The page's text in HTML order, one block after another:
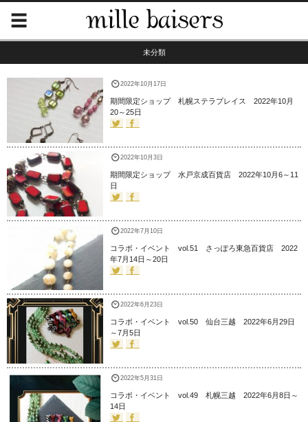
未分類
2022年10月17日
期間限定ショップ 札幌ステラプレイス 2022年10月
20～25日
2022年10月3日
期間限定ショップ 水戸京成百貨店 2022年10月6～11
日
2022年7月10日
コラボ・イベント vol.51 さっぽろ東急百貨店 2022
年7月14日～20日
2022年6月23日
コラボ・イベント vol.50 仙台三越 2022年6月29日
～7月5日
2022年5月31日
コラボ・イベント vol.49 札幌三越 2022年6月8日～
14日